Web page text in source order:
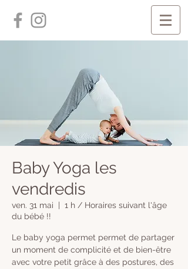
Baby Yoga les
vendredis
ven. 31 mai
1 h / Horaires suivant l'âge
du bébé !!
Le baby yoga permet permet de partager
un moment de complicité et de bien-être
avec votre petit grâce à des postures, des